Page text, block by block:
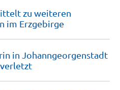
zu weiteren
im Erzgebirge
in Johanngeorgenstadt
verletzt